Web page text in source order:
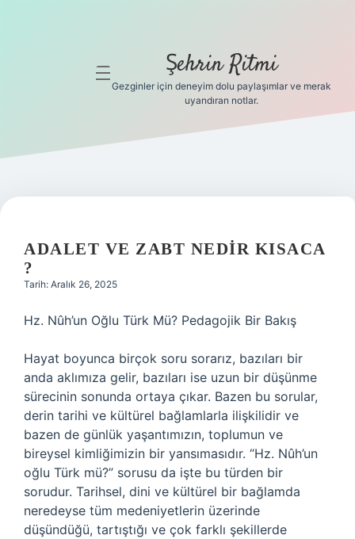
Gizlilik
Hakkımızda
Hakkımızda
menüyü
Şehrin Ritmi
Gezginler için deneyim dolu paylaşımlar ve merak
uyandıran notlar.
ADALET VE ZABT NEDIR KISACA
?
Tarih: Aralık 26, 2025
Hz. Nûh’un Oğlu Türk Mü? Pedagojik Bir Bakış
Hayat boyunca birçok soru sorarız, bazıları bir
anda aklımıza gelir, bazıları ise uzun bir düşünme
sürecinin sonunda ortaya çıkar. Bazen bu sorular,
derin tarihi ve kültürel bağlamlarla ilişkilidir ve
bazen de günlük yaşantımızın, toplumun ve
bireysel kimliğimizin bir yansımasıdır. “Hz. Nûh’un
oğlu Türk mü?” sorusu da işte bu türden bir
sorudur. Tarihsel, dini ve kültürel bir bağlamda
neredeyse tüm medeniyetlerin üzerinde
düşündüğü, tartıştığı ve çok farklı şekillerde